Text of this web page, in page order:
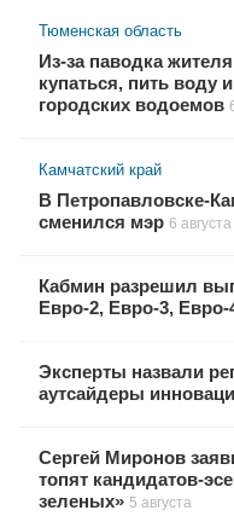
Тюменская область
Из-за паводка
купаться, пить воду
городских водоемов
Камчатский край
В Петропавловске-
сменился мэр 6 августа
Кабмин разрешил
Евро-2, Евро-3, Евро-
Эксперты назвали
аутсайдеры
Сергей Миронов
топят кандидатов-
зеленых» 5 августа